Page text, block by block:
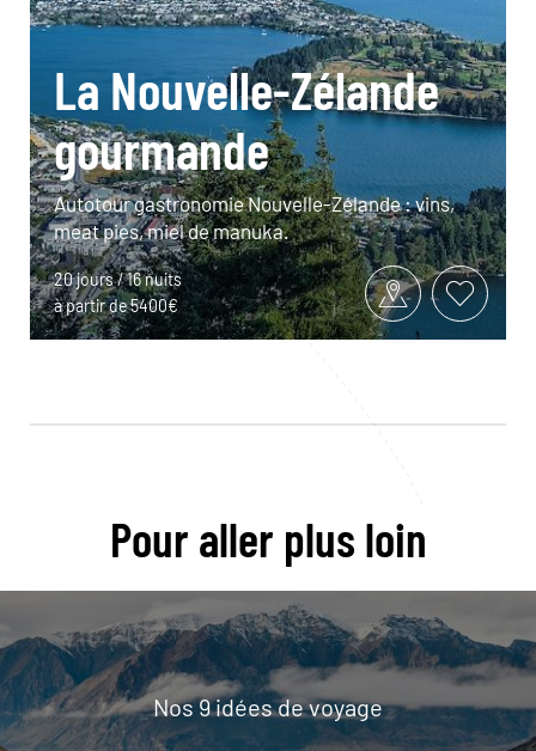
La Nouvelle-Zélande
gourmande
Autotour gastronomie Nouvelle-Zélande : vins,
meat pies, miel de manuka.
20 jours / 16 nuits
à partir de 5400€
Pour aller plus loin
Nos 9 idées de voyage